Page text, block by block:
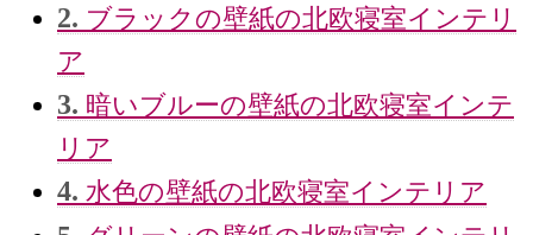
2. ブラックの壁紙の北欧寝室インテリ
ア
3. 暗いブルーの壁紙の北欧寝室インテ
リア
4. 水色の壁紙の北欧寝室インテリア